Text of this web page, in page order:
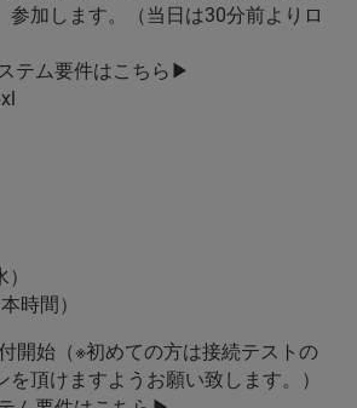
参加します。（当日は30分前よりロ
テム要件はこちら▶
時間）
開始（※初めての方は接続テストの
頂けますようお願い致します。）